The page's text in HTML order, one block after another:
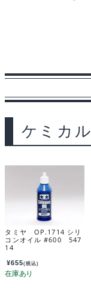
ケミカル
タミヤ OP.1714 シリ
コンオイル #600 547
14
¥655(税込)